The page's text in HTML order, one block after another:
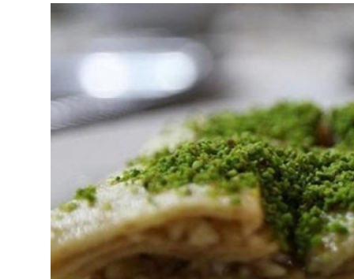
Mekan & Lezzet Rotaları
Temel Gıda ve Ürün Rehberleri
İçecek Kültürü & Barista
Yöresel Tarifler & Ev Yemekleri
Gıda Güvenliği & Sağlık
İçecek Kültürü & Rehberleri
Popüler Kültür & Mutfak Tarihi
Mutfak Temizliği & Pratik Bilgiler